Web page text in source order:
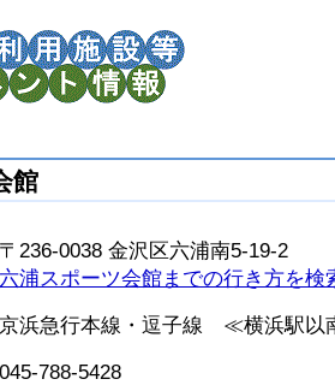
館
〒236-0038 金沢区六浦南5-19-2
六浦スポーツ会館までの行き方を検
京浜急行本線・逗子線 ≪横浜駅
045-788-5428